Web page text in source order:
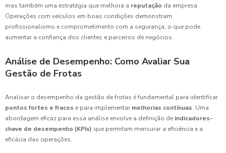
mas também uma estratégia que melhora a reputação da empresa.
Operações com veículos em boas condições demonstram
profissionalismo e comprometimento com a segurança, o que pode
aumentar a confiança dos clientes e parceiros de negócios.
Análise de Desempenho: Como Avaliar Sua
Gestão de Frotas
Analisar o desempenho da gestão de frotas é fundamental para identificar
pontos fortes e fracos e para implementar melhorias contínuas. Uma
abordagem eficaz para essa análise envolve a definição de indicadores-
chave de desempenho (KPIs) que permitam mensurar a eficiência e a
eficácia das operações.